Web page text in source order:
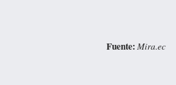
Fuente:Mira.ec